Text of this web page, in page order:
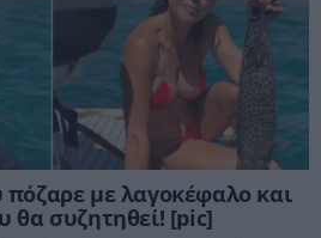
με λαγοκέφαλο και
θα συζητηθεί! [pic]